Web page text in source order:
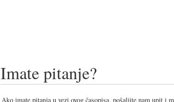
Imate pitanje?
Ako imate pitanja u vezi ovog časopisa, pošaljite nam upit i